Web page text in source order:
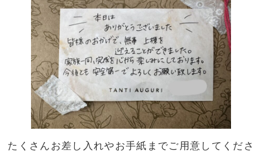
たくさんお差し入れやお手紙までご用意してくださ